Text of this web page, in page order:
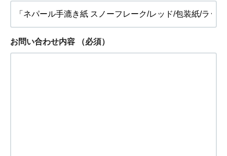
お問い合わせ内容 （必須）